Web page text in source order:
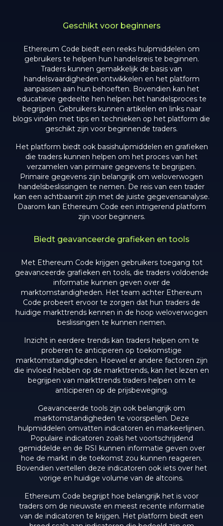
Geschikt voor beginners
Ethereum Code biedt een reeks hulpmiddelen om
gebruikers te helpen hun handelsreis te beginnen.
Traders kunnen gemakkelijk de basis van
handelsvaardigheden ontwikkelen en het platform
aanpassen aan hun behoeften. Bovendien kan het
educatieve gedeelte hen helpen het handelsproces te
begrijpen. Gebruikers kunnen artikelen en links naar
blogs vinden met tips en technieken op het platform die
geschikt zijn voor beginnende traders.
Het platform biedt ook basishulpmiddelen en grafieken
die traders kunnen helpen om het proces van het
verzamelen van primaire gegevens te begrijpen.
Primaire gegevens zijn belangrijk om weloverwogen
handelsbeslissingen te nemen. De reis van een trader
kan een achtbaanrit zijn met de juiste gegevensanalyse.
Daarom kan Ethereum Code een intrigerend platform
zijn voor beginners.
Biedt geavanceerde grafieken en tools
Met Ethereum Code krijgen gebruikers toegang tot
geavanceerde grafieken en tools, die traders voldoende
informatie kunnen geven over de
marktomstandigheden. Het team achter Ethereum
Code probeert ervoor te zorgen dat hun traders de
huidige markttrends kennen in de hoop weloverwogen
beslissingen te kunnen nemen.
Inzicht in eerdere trends kan traders helpen om te
proberen te anticiperen op toekomstige
marktomstandigheden. Hoewel er andere factoren zijn
die invloed hebben op de markttrends, kan het lezen en
begrijpen van markttrends traders helpen om te
anticiperen op de prijsbeweging.
Geavanceerde tools zijn ook belangrijk om
marktomstandigheden te voorspellen. Deze
hulpmiddelen omvatten indicatoren en markeerlijnen.
Populaire indicatoren zoals het voortschrijdend
gemiddelde en de RSI kunnen informatie geven over
hoe de markt in de toekomst zou kunnen reageren.
Bovendien vertellen deze indicatoren ook iets over het
vorige en huidige volume van de altcoins.
Ethereum Code begrijpt hoe belangrijk het is voor
traders om de nieuwste en meest recente informatie
van de indicatoren te krijgen. Het platform biedt een